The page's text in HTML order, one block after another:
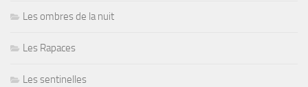
Les ombres de la nuit
Les Rapaces
Les sentinelles